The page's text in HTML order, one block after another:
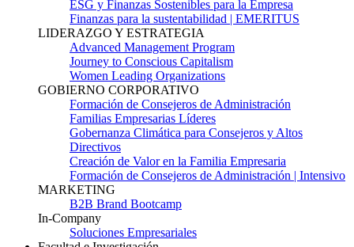
ESG y Finanzas Sostenibles para la Empresa
Finanzas para la sustentabilidad | EMERITUS
LIDERAZGO Y ESTRATEGIA
Advanced Management Program
Journey to Conscious Capitalism
Women Leading Organizations
GOBIERNO CORPORATIVO
Formación de Consejeros de Administración
Familias Empresarias Líderes
Gobernanza Climática para Consejeros y Altos
Directivos
Creación de Valor en la Familia Empresaria
Formación de Consejeros de Administración | Intensivo
MARKETING
B2B Brand Bootcamp
In-Company
Soluciones Empresariales